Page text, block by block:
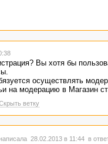
Вы хотя бы
осуществлять
на модерацию в Магазин
ветку
28.02.2013 в 11:44 в